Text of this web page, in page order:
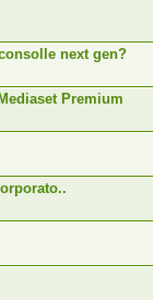
next gen?
Premium